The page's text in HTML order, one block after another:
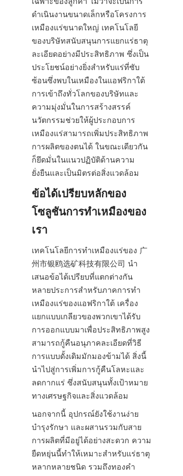
ดำเนินงานขนาดเล็กหรือโครงการ
เหมืองแร่ขนาดใหญ่ เทคโนโลยี
ของบริษัทสนับสนุนการแยกแร่ธาตุ
ละเอียดอย่างมีประสิทธิภาพ ซึ่งเป็น
ประโยชน์อย่างยิ่งสำหรับแร่ที่ซับ
ซ้อนซึ่งพบในเหมืองในแอฟริกาใต้
การเข้าถึงทั่วโลกของบริษัทและ
ความมุ่งมั่นในการสร้างสรรค์
นวัตกรรมช่วยให้ผู้ประกอบการ
เหมืองแร่สามารถเพิ่มประสิทธิภาพ
การผลิตของตนได้ ในขณะเดียวกัน
ก็ยึดมั่นในแนวปฏิบัติด้านความ
ยั่งยืนและเป็นมิตรต่อสิ่งแวดล้อม
ข้อได้เปรียบหลักของ
โซลูชันการทำเหมืองของ
เทคโนโลยีการทำเหมืองแร่ของ 广
州市银鸥选矿科技有限公司 นำ
เสนอข้อได้เปรียบที่แตกต่างกัน
หลายประการสำหรับภาคการทำ
เหมืองแร่ของแอฟริกาใต้ เครื่อง
แยกแบบเกลียวของพวกเขาได้รับ
การออกแบบมาเพื่อประสิทธิภาพสูง
สามารถกู้คืนอนุภาคละเอียดที่วิธี
การแบบดั้งเดิมมักมองข้ามได้ สิ่งนี้
นำไปสู่การเพิ่มการกู้คืนโลหะและ
ลดกากแร่ ซึ่งสนับสนุนทั้งเป้าหมาย
นอกจากนี้ อุปกรณ์ยังใช้งานง่าย
บำรุงรักษา และผสานรวมกับสาย
การผลิตที่มีอยู่ได้อย่างสะดวก ความ
ยืดหยุ่นนี้ทำให้เหมาะสำหรับแร่ธาตุ
หลากหลายชนิด รวมถึงทองคำ